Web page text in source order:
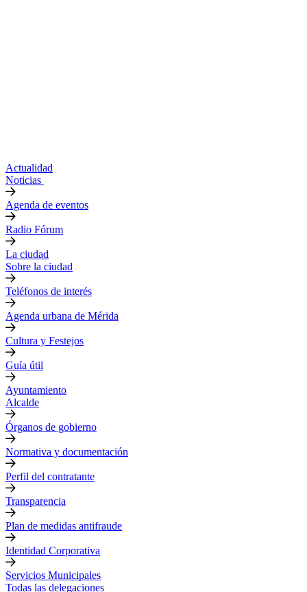
Actualidad
Noticias
Agenda de eventos
Radio Fórum
La ciudad
Sobre la ciudad
Teléfonos de interés
Agenda urbana de Mérida
Cultura y Festejos
Guía útil
Ayuntamiento
Alcalde
Órganos de gobierno
Normativa y documentación
Perfil del contratante
Transparencia
Plan de medidas antifraude
Identidad Corporativa
Servicios Municipales
Todas las delegaciones